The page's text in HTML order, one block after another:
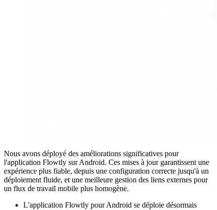
Nous avons déployé des améliorations significatives pour
l'application Flowtly sur Android. Ces mises à jour garantissent une
expérience plus fiable, depuis une configuration correcte jusqu'à un
déploiement fluide, et une meilleure gestion des liens externes pour
un flux de travail mobile plus homogène.
L'application Flowtly pour Android se déploie désormais